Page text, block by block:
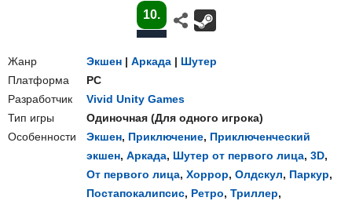
10.
Жанр Экшен | Аркада | Шутер
Платформа
PC
Разработчик
Vivid Unity Games
Тип игры
Одиночная (Для одного игрока)
Особенности
Экшен, Приключение, Приключенческий
экшен, Аркада, Шутер от первого лица, 3D,
От первого лица, Хоррор, Олдскул, Паркур,
Постапокалипсис, Ретро, Триллер,